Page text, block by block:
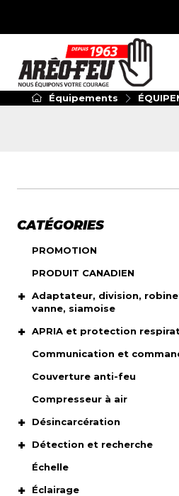
Équipements
CATÉGORIES
PROMOTION
PRODUIT CANADIEN
Adaptateur, division,
vanne, siamoise
APRIA et protection
Communication et
Couverture anti-feu
Compresseur à air
Désincarcération
Détection et recherche
Échelle
Éclairage